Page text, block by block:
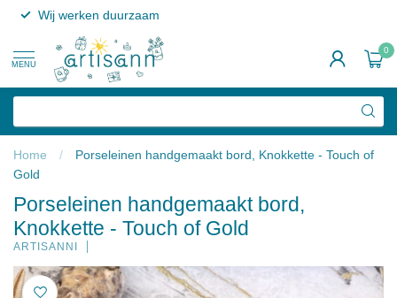
Wij werken duurzaam
MENU
0
Home /
Porseleinen handgemaakt bord, Knokkette - Touch of
Gold
Porseleinen handgemaakt bord,
Knokkette - Touch of Gold
ARTISANNI